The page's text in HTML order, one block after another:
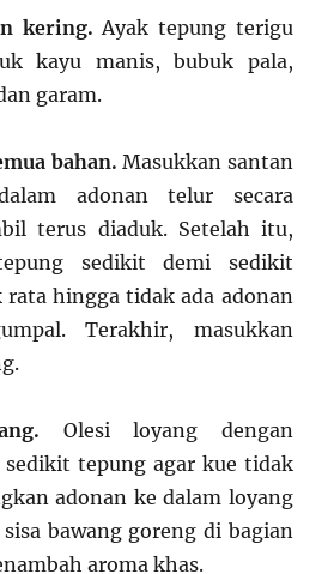
kering. Ayak tepung terigu
kayu manis, bubuk pala,
garam.
bahan. Masukkan santan
adonan telur secara
terus diaduk. Setelah itu,
sedikit demi sedikit
rata hingga tidak ada adonan
Terakhir, masukkan
Olesi loyang dengan
tepung agar kue tidak
adonan ke dalam loyang
bawang goreng di bagian
aroma khas.